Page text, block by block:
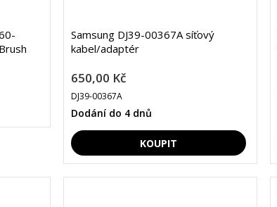
Samsung DJ39-00367A síťový
kabel/adaptér
650,00 Kč
DJ39-00367A
Dodání do 4 dnů